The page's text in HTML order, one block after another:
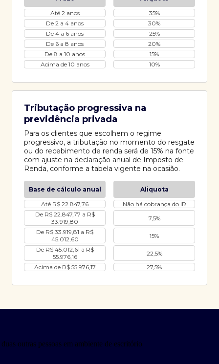
Até 2 anos
35%
De 2 a 4 anos
30%
De 4 a 6 anos
25%
De 6 a 8 anos
20%
De 8 a 10 anos
15%
Acima de 10 anos
10%
Tributação progressiva na
previdência privada
Para os clientes que escolhem o regime
progressivo, a tributação no momento do resgate
ou do recebimento de renda será de 15% na fonte
com ajuste na declaração anual de Imposto de
Renda, conforme a tabela vigente na ocasião.
Base de cálculo anual
Aliquota
Até R$ 22.847,76
Não há cobrança do IR
De R$ 22.847,77 a R$
33.919,80
7,5%
De R$ 33.919,81 a R$
45.012,60
15%
De R$ 45.012,61 a R$
55.976,16
22,5%
Acima de R$ 55.976,17
27,5%